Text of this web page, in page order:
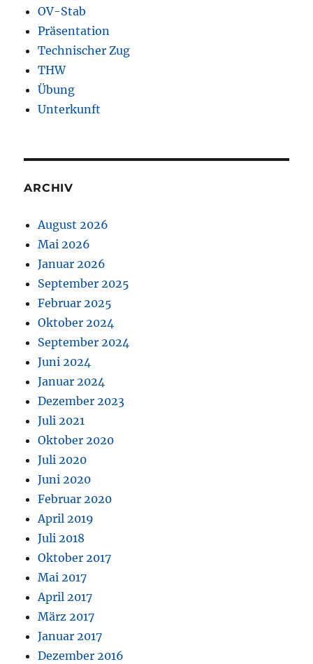
OV-Stab
Präsentation
Technischer Zug
THW
Übung
Unterkunft
ARCHIV
August 2026
Mai 2026
Januar 2026
September 2025
Februar 2025
Oktober 2024
September 2024
Juni 2024
Januar 2024
Dezember 2023
Juli 2021
Oktober 2020
Juli 2020
Juni 2020
Februar 2020
April 2019
Juli 2018
Oktober 2017
Mai 2017
April 2017
März 2017
Januar 2017
Dezember 2016